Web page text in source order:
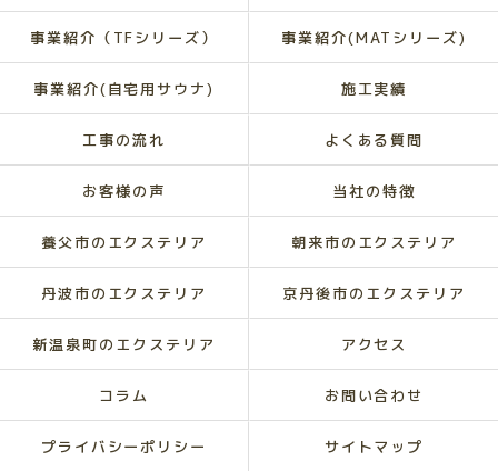
事業紹介（TFシリーズ） 事業紹介(MATシリーズ)
事業紹介(自宅用サウナ) 施工実績
工事の流れ よくある質問
お客様の声 当社の特徴
養父市のエクステリア 朝来市のエクステリア
丹波市のエクステリア 京丹後市のエクステリア
新温泉町のエクステリア アクセス
コラム お問い合わせ
プライバシーポリシー サイトマップ